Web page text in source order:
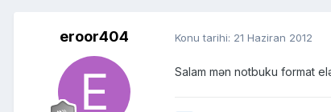
eroor404 Konu tarihi: 21 Haziran 2012
Salam mən notbuku format